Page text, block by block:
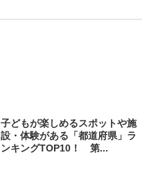
子どもが楽しめるスポットや施
設・体験がある「都道府県」ラ
ンキングTOP10！ 第...